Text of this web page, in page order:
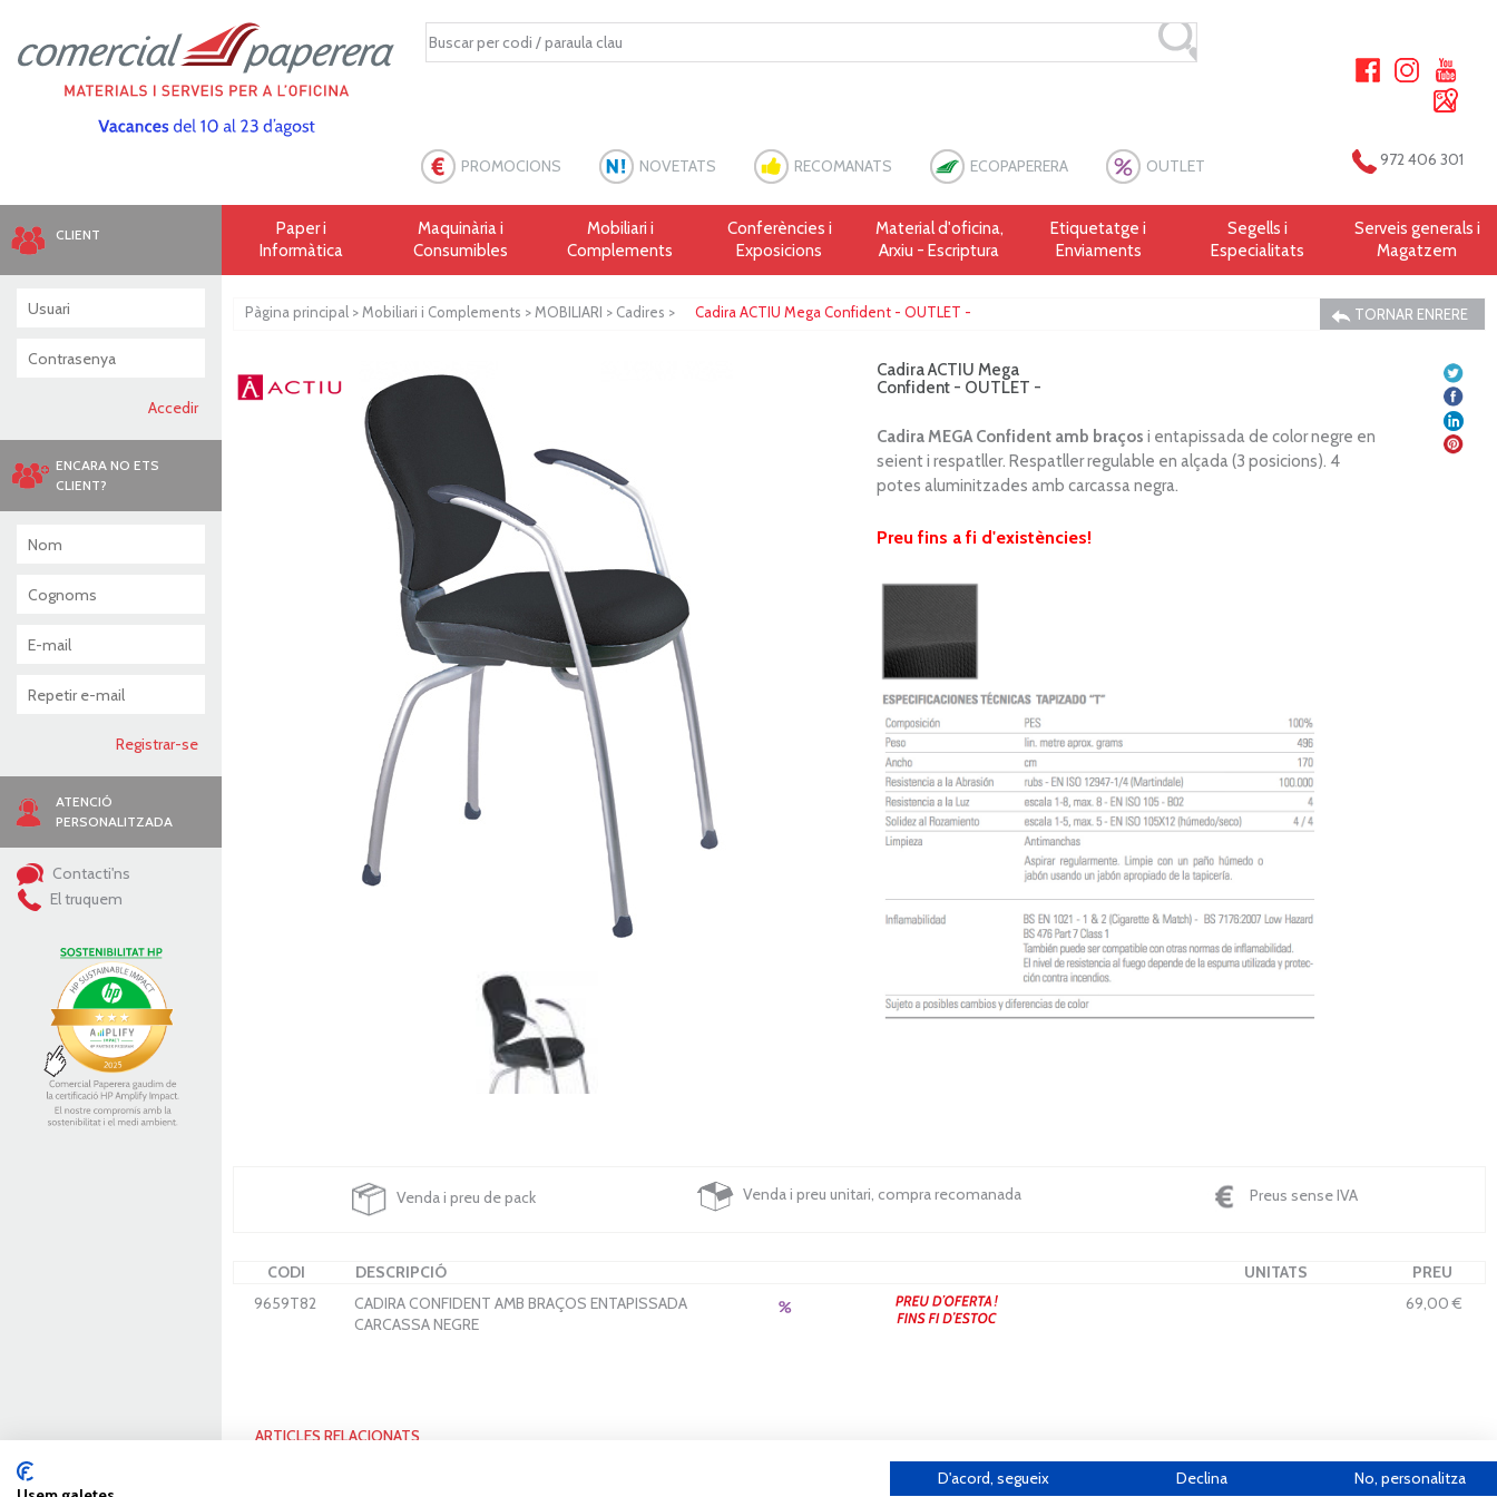
PROMOCIONS NOVETATS RECOMANATS ECOPAPERERA OUTLET 972 406 301
Paper i
Informàtica
Maquinària i
Consumibles
Mobiliari i
Complements
Conferències i
Exposicions
Material d'oficina,
Arxiu - Escriptura
Etiquetatge i
Enviaments
Segells i
Especialitats
Serveis generals i
Magatzem
Pàgina principal > Mobiliari i Complements > MOBILIARI > Cadires > Cadira ACTIU Mega Confident - OUTLET - TORNAR ENRERE
Cadira ACTIU Mega
Confident - OUTLET -
Cadira MEGA Confident amb braços i entapissada de color negre en
seient i respatller. Respatller regulable en alçada (3 posicions). 4
potes aluminitzades amb carcassa negra.
Preu fins a fi d'existències!
Venda i preu de pack Venda i preu unitari, compra recomanada Preus sense IVA
CODI DESCRIPCIÓ UNITATS
PREU
9659T82
CADIRA CONFIDENT AMB BRAÇOS ENTAPISSADA
CARCASSA NEGRE
69,00 €
ARTICLES RELACIONATS
CLIENT
ENCARA NO ETS
CLIENT?
ATENCIÓ
PERSONALITZADA
Contacti'ns
El truquem
D'acord, segueix Declina No, personalitza